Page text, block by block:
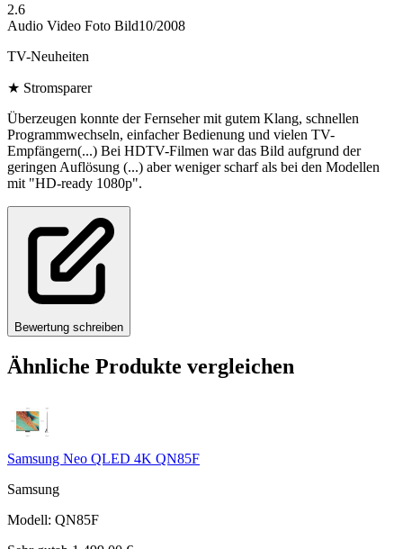
2.6
Audio Video Foto Bild10/2008
TV-Neuheiten
★ Stromsparer
Überzeugen konnte der Fernseher mit gutem Klang, schnellen
Programmwechseln, einfacher Bedienung und vielen TV-
Empfängern(...) Bei HDTV-Filmen war das Bild aufgrund der
geringen Auflösung (...) aber weniger scharf als bei den Modellen
mit "HD-ready 1080p".
Bewertung schreiben
Ähnliche Produkte vergleichen
Samsung Neo QLED 4K QN85F
Samsung
Modell: QN85F